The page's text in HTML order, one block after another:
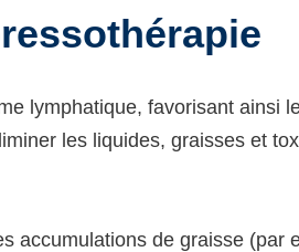
lymphatique, favorisant ainsi
les liquides, graisses et
accumulations de graisse (par